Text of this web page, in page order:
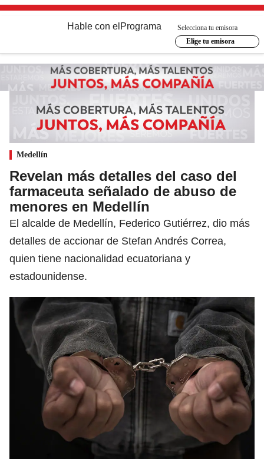
Hable con el Programa
Selecciona tu emisora
Elige tu emisora
Medellín
Revelan más detalles del caso del
farmaceuta señalado de abuso de
menores en Medellín
El alcalde de Medellín, Federico Gutiérrez, dio más
detalles de accionar de Stefan Andrés Correa,
quien tiene nacionalidad ecuatoriana y
estadounidense.